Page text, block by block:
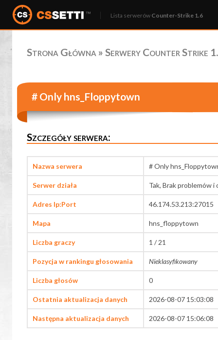
Lista serwerów Counter-Strike 1.6
Strona Główna » Serwery Counter Strike
# Only hns_Floppytown
Szczegóły serwera:
Nazwa serwera # Only
Serwer działa Tak, Brak problemów i
Adres Ip:Port 46.174.53.213:27015
Mapa hns_floppytown
Liczba graczy 1 / 21
Pozycja w rankingu głosowania Nieklasyfikowany
Liczba głosów 0
Ostatnia aktualizacja danych 2026-08-07 15:03:08
Następna aktualizacja danych 2026-08-07 15:06:08